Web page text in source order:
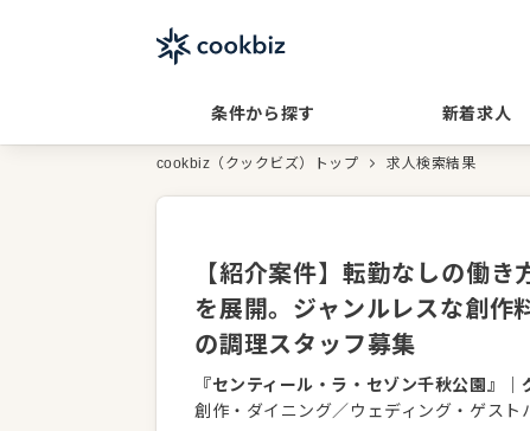
条件から探す 新着求人
cookbiz（クックビズ）トップ 求人検索結果
【紹介案件】転勤なしの働
を展開。ジャンルレスな創作
の調理スタッフ募集
『センティール・ラ・セゾン千秋公園』
創作・ダイニング／ウェディング・ゲスト